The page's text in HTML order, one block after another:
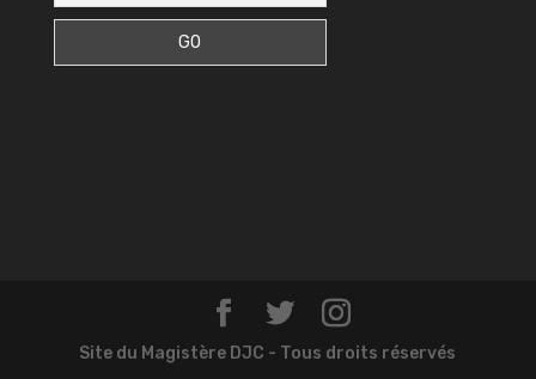
Site du Magistère DJC - Tous droits réservés